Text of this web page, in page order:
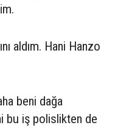
aldım. Hani Hanzo
beni dağa
bu iş polislikten de